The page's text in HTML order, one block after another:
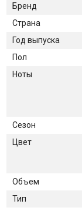
Бренд
Страна
Год выпуска
Пол
Ноты
Сезон
Цвет
Объем
Тип